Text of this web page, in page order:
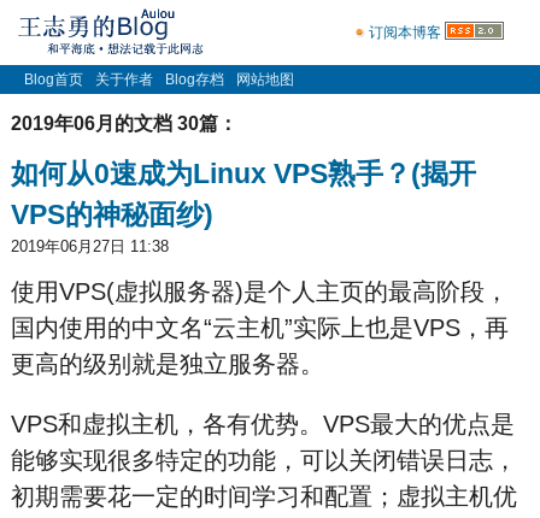
订阅本博客
Blog首页 关于作者 Blog存档 网站地图
2019年06月的文档 30篇：
如何从0速成为Linux VPS熟手？(揭开
VPS的神秘面纱)
2019年06月27日 11:38
使用VPS(虚拟服务器)是个人主页的最高阶段，
国内使用的中文名“云主机”实际上也是VPS，再
更高的级别就是独立服务器。
VPS和虚拟主机，各有优势。VPS最大的优点是
能够实现很多特定的功能，可以关闭错误日志，
初期需要花一定的时间学习和配置；虚拟主机优